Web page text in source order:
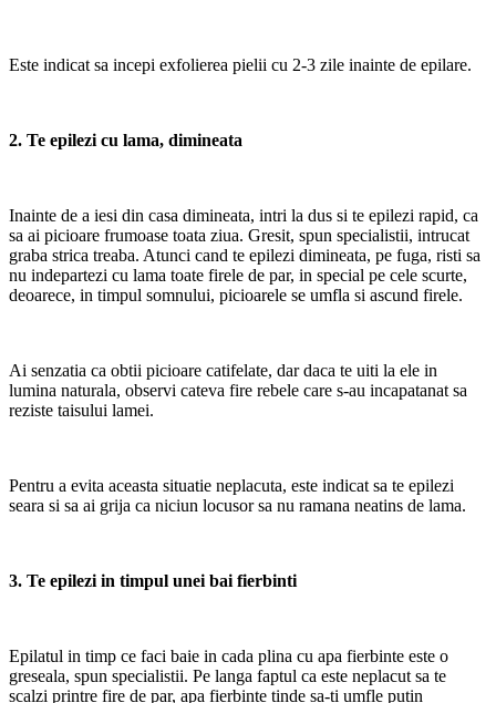
Este indicat sa incepi exfolierea pielii cu 2-3 zile inainte de epilare.
2. Te epilezi cu lama, dimineata
Inainte de a iesi din casa dimineata, intri la dus si te epilezi rapid, ca
sa ai picioare frumoase toata ziua. Gresit, spun specialistii, intrucat
graba strica treaba. Atunci cand te epilezi dimineata, pe fuga, risti sa
nu indepartezi cu lama toate firele de par, in special pe cele scurte,
deoarece, in timpul somnului, picioarele se umfla si ascund firele.
Ai senzatia ca obtii picioare catifelate, dar daca te uiti la ele in
lumina naturala, observi cateva fire rebele care s-au incapatanat sa
reziste taisului lamei.
Pentru a evita aceasta situatie neplacuta, este indicat sa te epilezi
seara si sa ai grija ca niciun locusor sa nu ramana neatins de lama.
3. Te epilezi in timpul unei bai fierbinti
Epilatul in timp ce faci baie in cada plina cu apa fierbinte este o
greseala, spun specialistii. Pe langa faptul ca este neplacut sa te
scalzi printre fire de par, apa fierbinte tinde sa-ti umfle putin